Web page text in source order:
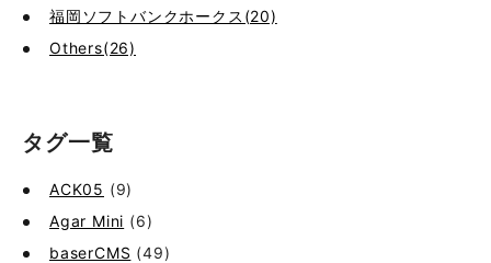
福岡ソフトバンクホークス(20)
Others(26)
タグ一覧
ACK05 (9)
Agar Mini (6)
baserCMS (49)